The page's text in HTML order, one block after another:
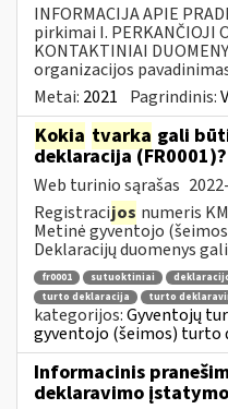
INFORMACIJA APIE
pirkimai I. PERKANČIOJI
KONTAKTINIAI
organizacijos
Metai: 2021 Pagrindinis:
Kokia tvarka gali
deklaracija (FR0001)?
Web turinio sąrašas
Registracijos numeris
Metinė gyventojo
Deklaracijų duomenys
fr0001 sutuoktiniai
turto deklaracija
turto
kategorijos:Gyventojų
gyventojo (šeimos) turto
Informacinis
deklaravimo